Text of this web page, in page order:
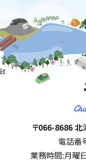
住所:
〒066-8686
電話番
業務時間:月曜